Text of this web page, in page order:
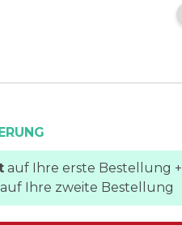
auf Ihre erste Bestellung +
auf Ihre zweite Bestellung